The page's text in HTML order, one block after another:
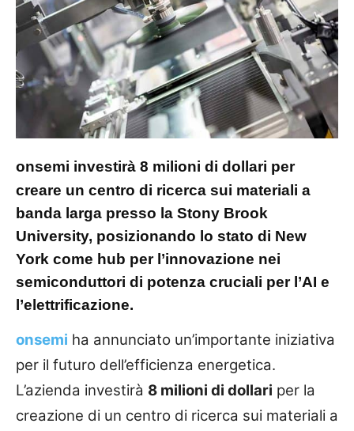
onsemi investirà 8 milioni di dollari per
creare un centro di ricerca sui materiali a
banda larga presso la Stony Brook
University, posizionando lo stato di New
York come hub per l’innovazione nei
semiconduttori di potenza cruciali per l’AI e
l’elettrificazione.
onsemi ha annunciato un’importante iniziativa
per il futuro dell’efficienza energetica.
L’azienda investirà 8 milioni di dollari per la
creazione di un centro di ricerca sui materiali a